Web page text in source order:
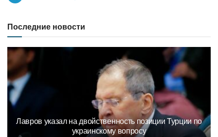
Последние новости
Лавров указал на двойственность позиции Турции по
украинскому вопросу